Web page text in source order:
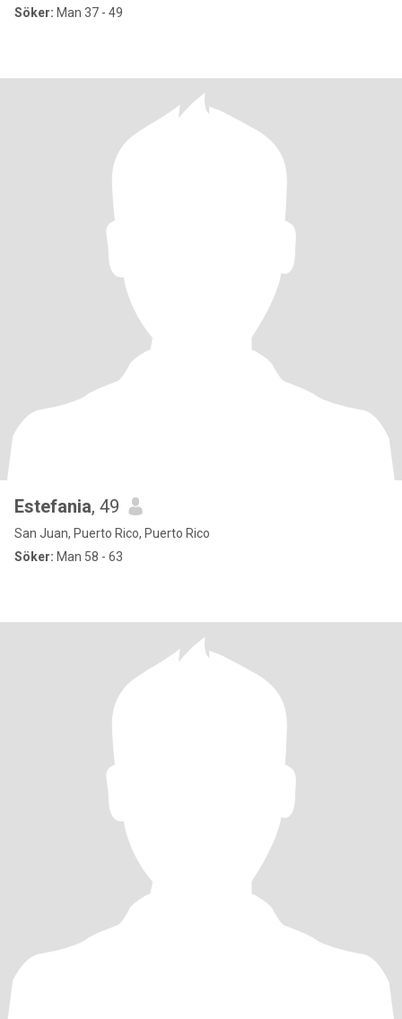
Söker: Man 37 - 49
Estefania, 49
San Juan, Puerto Rico, Puerto Rico
Söker: Man 58 - 63